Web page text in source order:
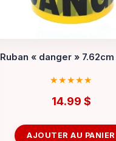
Ruban « danger »
14.99 $
AJOUTER AU PANIER